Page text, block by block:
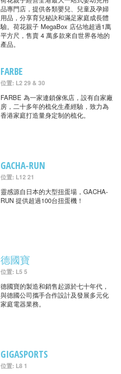
品專門店，提供各類嬰兒、兒童及孕婦
用品，分享育兒秘訣和滿足家庭成長體
驗。荷花親子 MegaBox 店佔地超過1萬
平方尺，售賣 4 萬多款來自世界各地的
產品。
FARBE
位置: L2 29 & 30
FARBE 為一家連鎖傢俬店，設有自家廠
房，二十多年的梳化生產經驗，致力為
香港家庭打造量身定制的梳化。
GACHA-RUN
位置: L12 21
靈感源自日本的大型扭蛋場，GACHA-
RUN 提供超過100台扭蛋機！
德國寶
位置: L5 5
德國寶的製造和銷售起源於七十年代，
與德國公司攜手合作設計及發展多元化
家庭電器業務。
GIGASPORTS
位置: L8 1